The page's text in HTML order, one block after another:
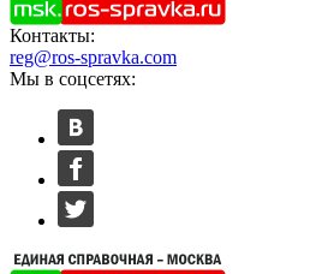
Контакты:
reg@ros-spravka.com
Мы в соцсетях: